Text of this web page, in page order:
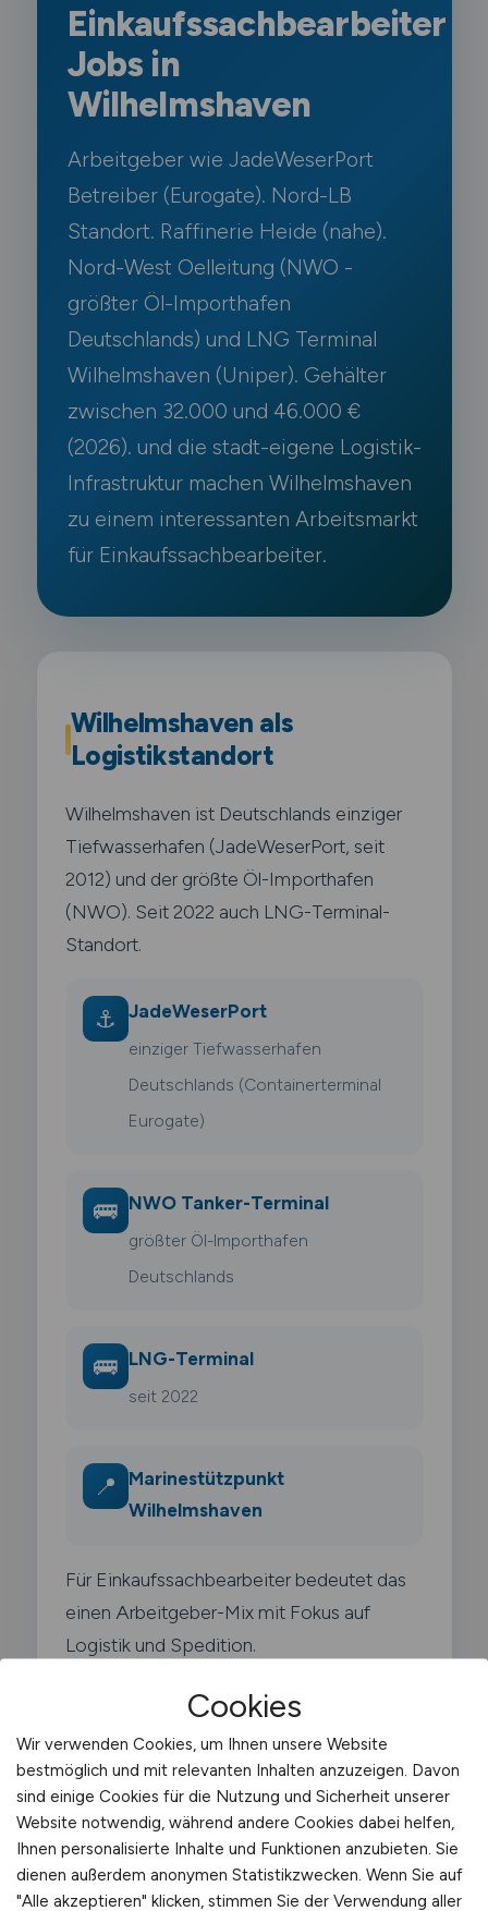
Einkaufssachbearbeiter
Jobs in
Wilhelmshaven
Arbeitgeber wie JadeWeserPort
Betreiber (Eurogate). Nord-LB
Standort. Raffinerie Heide (nahe).
Nord-West Oelleitung (NWO -
größter Öl-Importhafen
Deutschlands) und LNG Terminal
Wilhelmshaven (Uniper). Gehälter
zwischen 32.000 und 46.000 €
(2026). und die stadt-eigene Logistik-
Infrastruktur machen Wilhelmshaven
zu einem interessanten Arbeitsmarkt
für Einkaufssachbearbeiter.
Wilhelmshaven als
Logistikstandort
Wilhelmshaven ist Deutschlands einziger
Tiefwasserhafen (JadeWeserPort, seit
2012) und der größte Öl-Importhafen
(NWO). Seit 2022 auch LNG-Terminal-
Standort.
⚓ JadeWeserPort
einziger Tiefwasserhafen
Deutschlands (Containerterminal
Eurogate)
🚌 NWO Tanker-Terminal
größter Öl-Importhafen
Deutschlands
🚌 LNG-Terminal
seit 2022
📍
Marinestützpunkt
Wilhelmshaven
Für Einkaufssachbearbeiter bedeutet das
einen Arbeitgeber-Mix mit Fokus auf
Logistik und Spedition.
Typische Arbeitgeber in
Wilhelmshaven
Der Arbeitsmarkt für
Cookies
Wir verwenden Cookies, um Ihnen unsere Website
bestmöglich und mit relevanten Inhalten anzuzeigen. Davon
sind einige Cookies für die Nutzung und Sicherheit unserer
Website notwendig, während andere Cookies dabei helfen,
Ihnen personalisierte Inhalte und Funktionen anzubieten. Sie
dienen außerdem anonymen Statistikzwecken. Wenn Sie auf
"Alle akzeptieren" klicken, stimmen Sie der Verwendung aller